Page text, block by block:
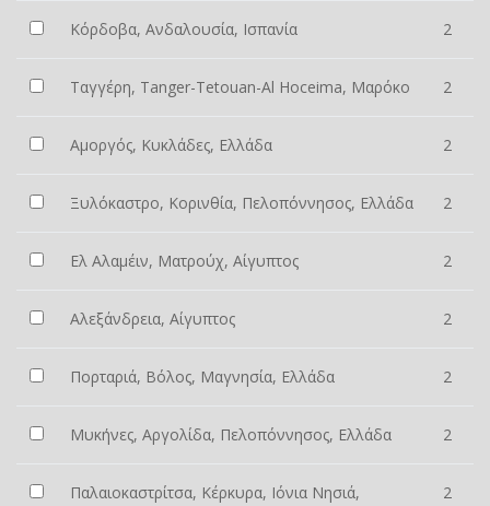
Κόρδοβα, Ανδαλουσία, Ισπανία 2
Ταγγέρη, Tanger-Tetouan-Al Hoceima, Μαρόκο 2
Αμοργός, Κυκλάδες, Ελλάδα 2
Ξυλόκαστρο, Κορινθία, Πελοπόννησος, Ελλάδα 2
Ελ Αλαμέιν, Ματρούχ, Αίγυπτος 2
Αλεξάνδρεια, Αίγυπτος 2
Πορταριά, Βόλος, Μαγνησία, Ελλάδα 2
Μυκήνες, Αργολίδα, Πελοπόννησος, Ελλάδα 2
Παλαιοκαστρίτσα, Κέρκυρα, Ιόνια Νησιά, 2